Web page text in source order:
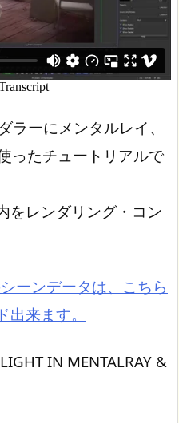
ラーにメンタルレイ、
ったチュートリアルで
をレンダリング・コン
ーンデータは、こちら
来ます。
IN MENTALRAY &